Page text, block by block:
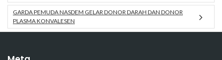
GARDA PEMUDA NASDEM GELAR DONOR DARAH DAN DONOR
PLASMA KONVALESEN